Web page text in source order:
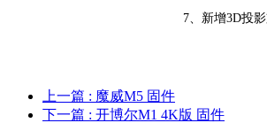
7、新增3D投
上一篇 : 魔威M5 固件
下一篇 : 开博尔M1 4K版 固件